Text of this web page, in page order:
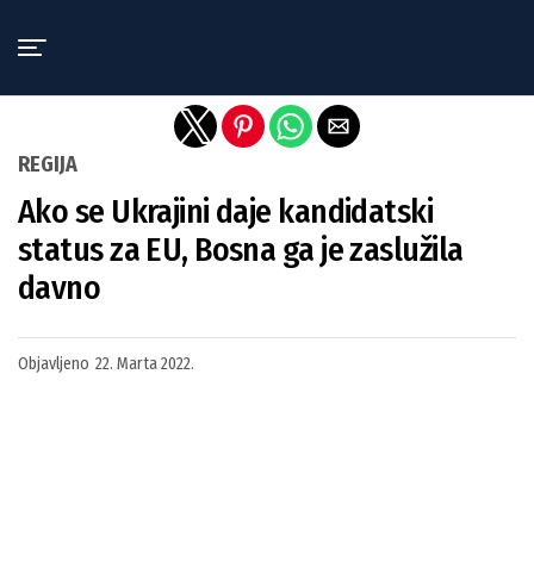
REGIJA
Ako se Ukrajini daje kandidatski
status za EU, Bosna ga je zaslužila
davno
Objavljeno 22. Marta 2022.